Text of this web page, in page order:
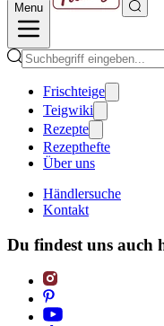
Menu
Frischteige
Teigwiki
Rezepte
Rezepthefte
Über uns
Händlersuche
Kontakt
Du findest uns auch